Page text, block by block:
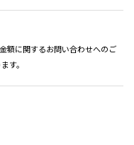
額に関するお問い合わせへのご
す。